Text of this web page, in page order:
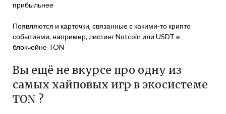
прибыльнее
Появляются и карточки, связанные с какими-то крипто
событиями, например, листинг Notcoin или USDT в
блокчейне TON
Вы ещё не вкурсе про одну из
самых хайповых игр в экосистеме
TON ?